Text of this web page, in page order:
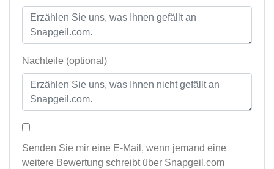
Nachteile (optional)
Senden Sie mir eine E-Mail, wenn jemand eine
weitere Bewertung schreibt über Snapgeil.com